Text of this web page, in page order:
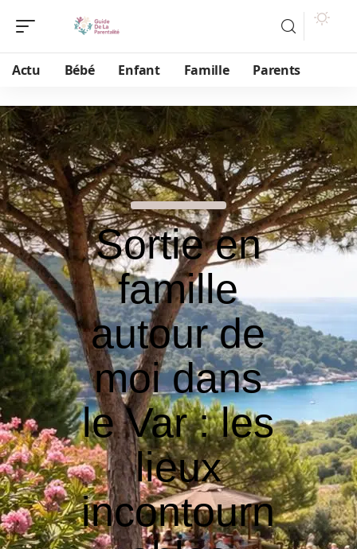
Actu Bébé Enfant Famille Parents
Sortie en
famille
autour de
moi dans
le Var : les
lieux
incontourn